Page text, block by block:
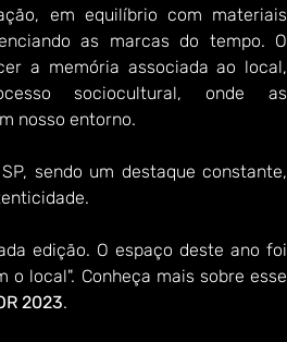
em equilíbrio com materiais
as marcas do tempo. O
a memória associada ao local,
sociocultural, onde as
nosso entorno.
sendo um destaque constante,
edição. O espaço deste ano foi
local". Conheça mais sobre esse
2023.